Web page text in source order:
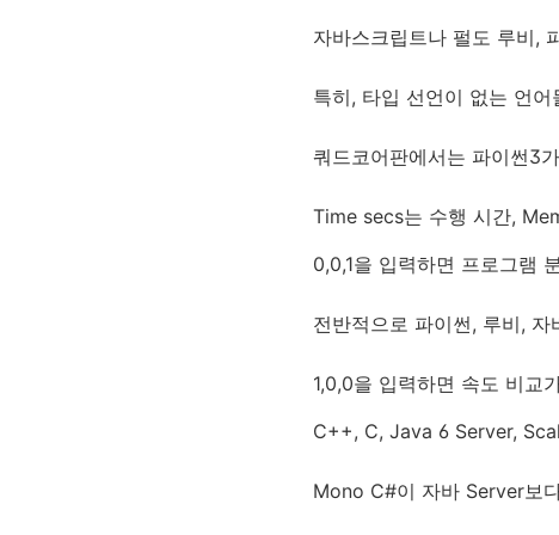
자바스크립트나 펄도 루비,
특히, 타입 선언이 없는 언
쿼드코어판에서는 파이썬3
Time secs는 수행 시간,
0,0,1을 입력하면 프로그램
전반적으로 파이썬, 루비,
1,0,0을 입력하면 속도 비교
C++, C, Java 6 Server,
Mono C#이 자바 Server보